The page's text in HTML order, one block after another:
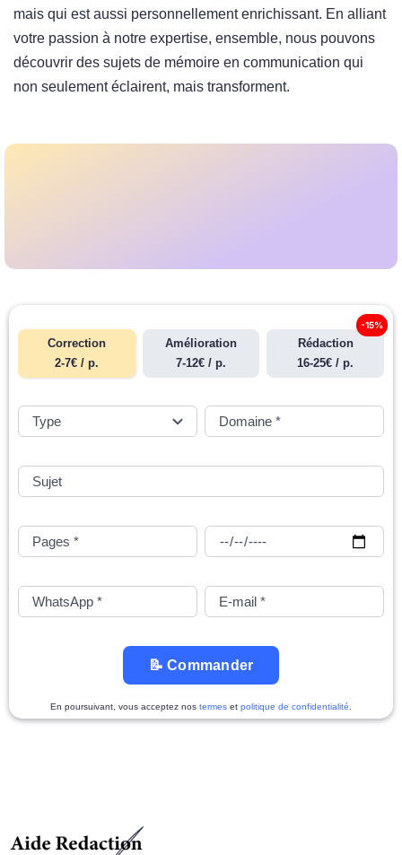
mais qui est aussi personnellement enrichissant. En alliant
votre passion à notre expertise, ensemble, nous pouvons
découvrir des sujets de mémoire en communication qui
non seulement éclairent, mais transforment.
Correction
2-7€ / p.
Amélioration
7-12€ / p.
Rédaction
16-25€ / p.
-15%
📝 Commander
En poursuivant, vous acceptez nos termes et politique de confidentialité